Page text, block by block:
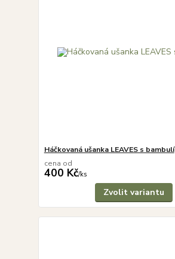
Háčkovaná ušanka LEAVES s bambulí
cena od
400 Kč/ks
Zvolit variantu